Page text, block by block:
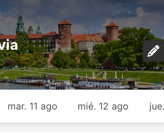
mar. 11 ago mié. 12 ago